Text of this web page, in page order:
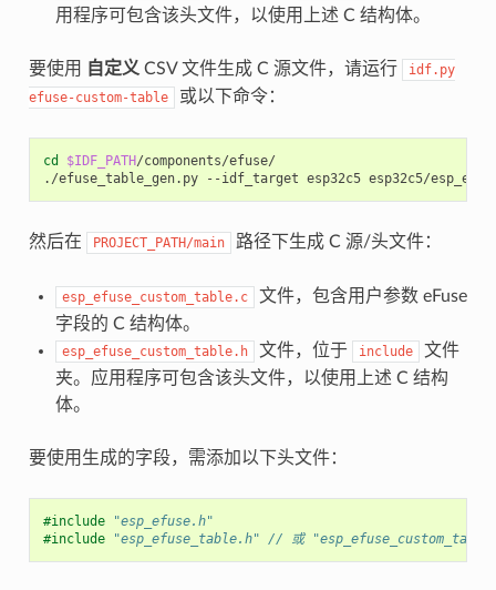
用程序可包含该头文件，以使用上述 C 结构体。
要使用 自定义 CSV 文件生成 C 源文件，请运行
idf.py
efuse-custom-table
或以下命令：
cd $IDF_PATH/components/efuse/
./efuse_table_gen.py
--idf_target esp32c5 esp32c5/
然后在 PROJECT_PATH/main 路径下生成 C 源/头文件：
esp_efuse_custom_table.c
文件，包含用户参数 eFuse
字段的 C 结构体。
esp_efuse_custom_table.h 文件，位于 include
文件
夹。应用程序可包含该头文件，以使用上述 C 结构
体。
要使用生成的字段，需添加以下头文件：
#include
"esp_efuse.h"
#include
"esp_efuse_table.h" // 或